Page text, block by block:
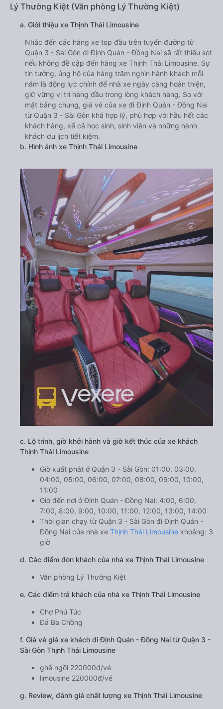
Lý Thường Kiệt (Văn phòng Lý Thường Kiệt)
a. Giới thiệu xe Thịnh Thái Limousine
Nhắc đến các hãng xe top đầu trên tuyến đường từ
Quận 3 - Sài Gòn đi Định Quán - Đồng Nai sẽ rất thiếu sót
nếu không đề cập đến hãng xe Thịnh Thái Limousine. Sự
tin tưởng, ủng hộ của hàng trăm nghìn hành khách mỗi
năm là động lực chính để nhà xe ngày càng hoàn thiện,
giữ vững vị trí hàng đầu trong lòng khách hàng. So với
mặt bằng chung, giá vé của xe đi Định Quán - Đồng Nai
từ Quận 3 - Sài Gòn khá hợp lý, phù hợp với hầu hết các
khách hàng, kể cả học sinh, sinh viên và những hành
khách du lịch tiết kiệm.
b. Hình ảnh xe Thịnh Thái Limousine
c. Lộ trình, giờ khởi hành và giờ kết thúc của xe khách
Thịnh Thái Limousine
Giờ xuất phát ở Quận 3 - Sài Gòn: 01:00, 03:00,
04:00, 05:00, 06:00, 07:00, 08:00, 09:00, 10:00,
11:00
Giờ đến nơi ở Định Quán - Đồng Nai: 4:00, 6:00,
7:00, 8:00, 9:00, 10:00, 11:00, 12:00, 13:00, 14:00
Thời gian chạy từ Quận 3 - Sài Gòn đi Định Quán -
Đồng Nai của nhà xe Thịnh Thái Limousine khoảng: 3
giờ
d. Các điểm đón khách của nhà xe Thịnh Thái Limousine
Văn phòng Lý Thường Kiệt
e. Các điểm trả khách của nhà xe Thịnh Thái Limousine
Chợ Phú Túc
Đá Ba Chồng
f. Giá vé giá xe khách đi Định Quán - Đồng Nai từ Quận 3 -
Sài Gòn Thịnh Thái Limousine
ghế ngồi 220000đ/vé
limousine 220000đ/vé
g. Review, đánh giá chất lượng xe Thịnh Thái Limousine